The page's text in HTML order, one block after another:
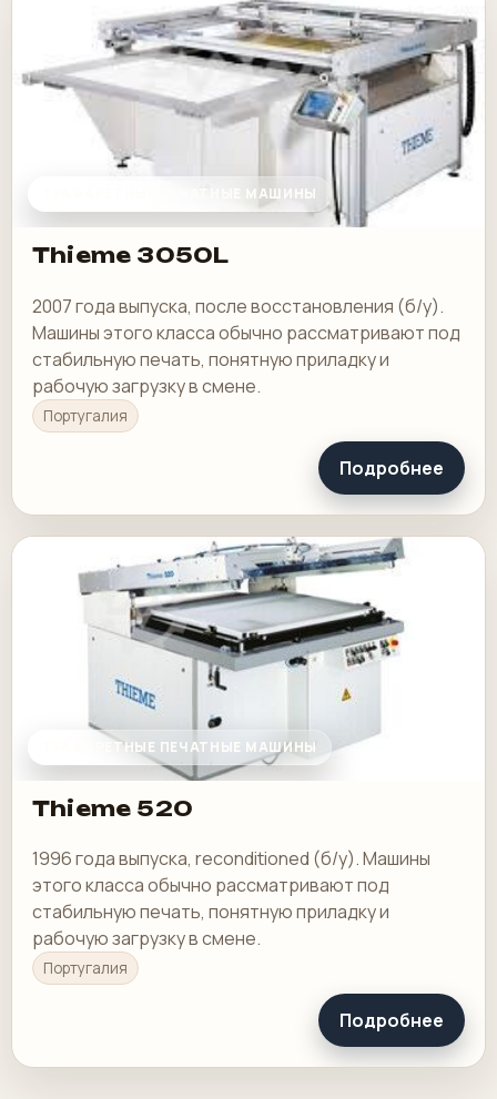
ТРАФАРЕТНЫЕ ПЕЧАТНЫЕ МАШИНЫ
Thieme 3050L
2007 года выпуска, после восстановления (б/у).
Машины этого класса обычно рассматривают под
стабильную печать, понятную приладку и
рабочую загрузку в смене.
Португалия
Подробнее
ТРАФАРЕТНЫЕ ПЕЧАТНЫЕ МАШИНЫ
Thieme 520
1996 года выпуска, reconditioned (б/у). Машины
этого класса обычно рассматривают под
стабильную печать, понятную приладку и
рабочую загрузку в смене.
Португалия
Подробнее